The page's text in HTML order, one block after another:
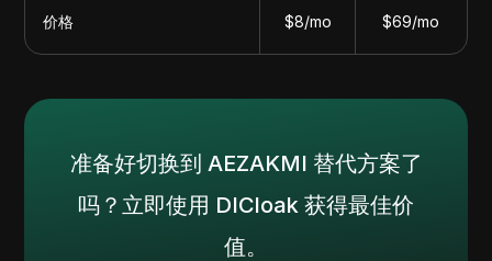
价格 $8/mo $69/mo
准备好切换到 AEZAKMI 替代方案了
吗？立即使用 DICloak 获得最佳价
值。